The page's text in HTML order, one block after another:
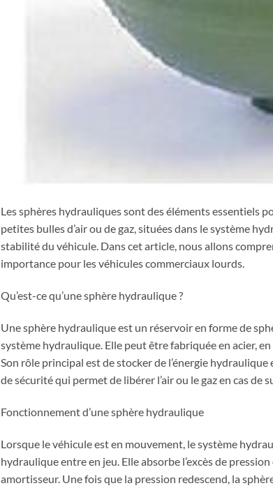
Les sphères hydrauliques sont des éléments essentiels
petites bulles d’air ou de gaz, situées dans le système
stabilité du véhicule. Dans cet article, nous allons
importance pour les véhicules commerciaux lourds.
Qu’est-ce qu’une sphère hydraulique ?
Une sphère hydraulique est un réservoir en forme de
système hydraulique. Elle peut être fabriquée en acier,
Son rôle principal est de stocker de l’énergie
de sécurité qui permet de libérer l’air ou le gaz en cas de
Fonctionnement d’une sphère hydraulique
Lorsque le véhicule est en mouvement, le système
hydraulique entre en jeu. Elle absorbe l’excès de
amortisseur. Une fois que la pression redescend, la